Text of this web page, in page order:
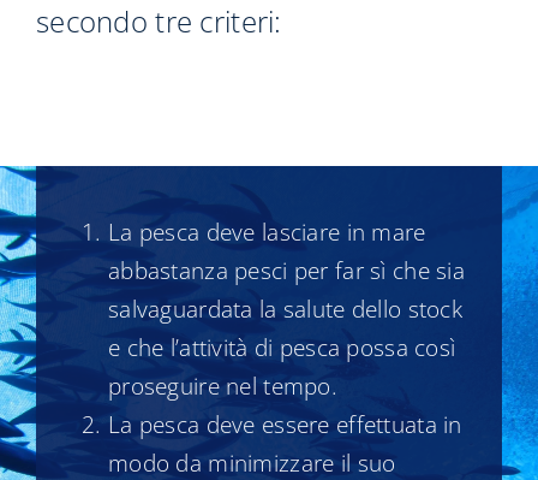
secondo tre criteri:
La pesca deve lasciare in mare
abbastanza pesci per far sì che sia
salvaguardata la salute dello stock
e che l’attività di pesca possa così
proseguire nel tempo.
La pesca deve essere effettuata in
modo da minimizzare il suo